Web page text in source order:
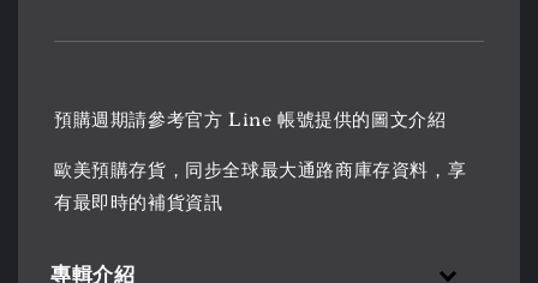
預購週期請參考官方 Line 帳號提供的圖文介紹
歐美預購存貨，同步全球最大通路商庫存資料，享
有最即時的補貨資訊
專輯介紹